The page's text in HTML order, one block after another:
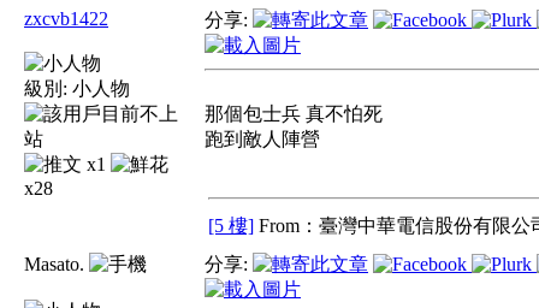
zxcvb1422
級別: 小人物
x1
x28
分享:
那個包士兵 真不怕死
跑到敵人陣營
[5 樓] From：臺灣中華電信股份有限公
Masato.
分享: